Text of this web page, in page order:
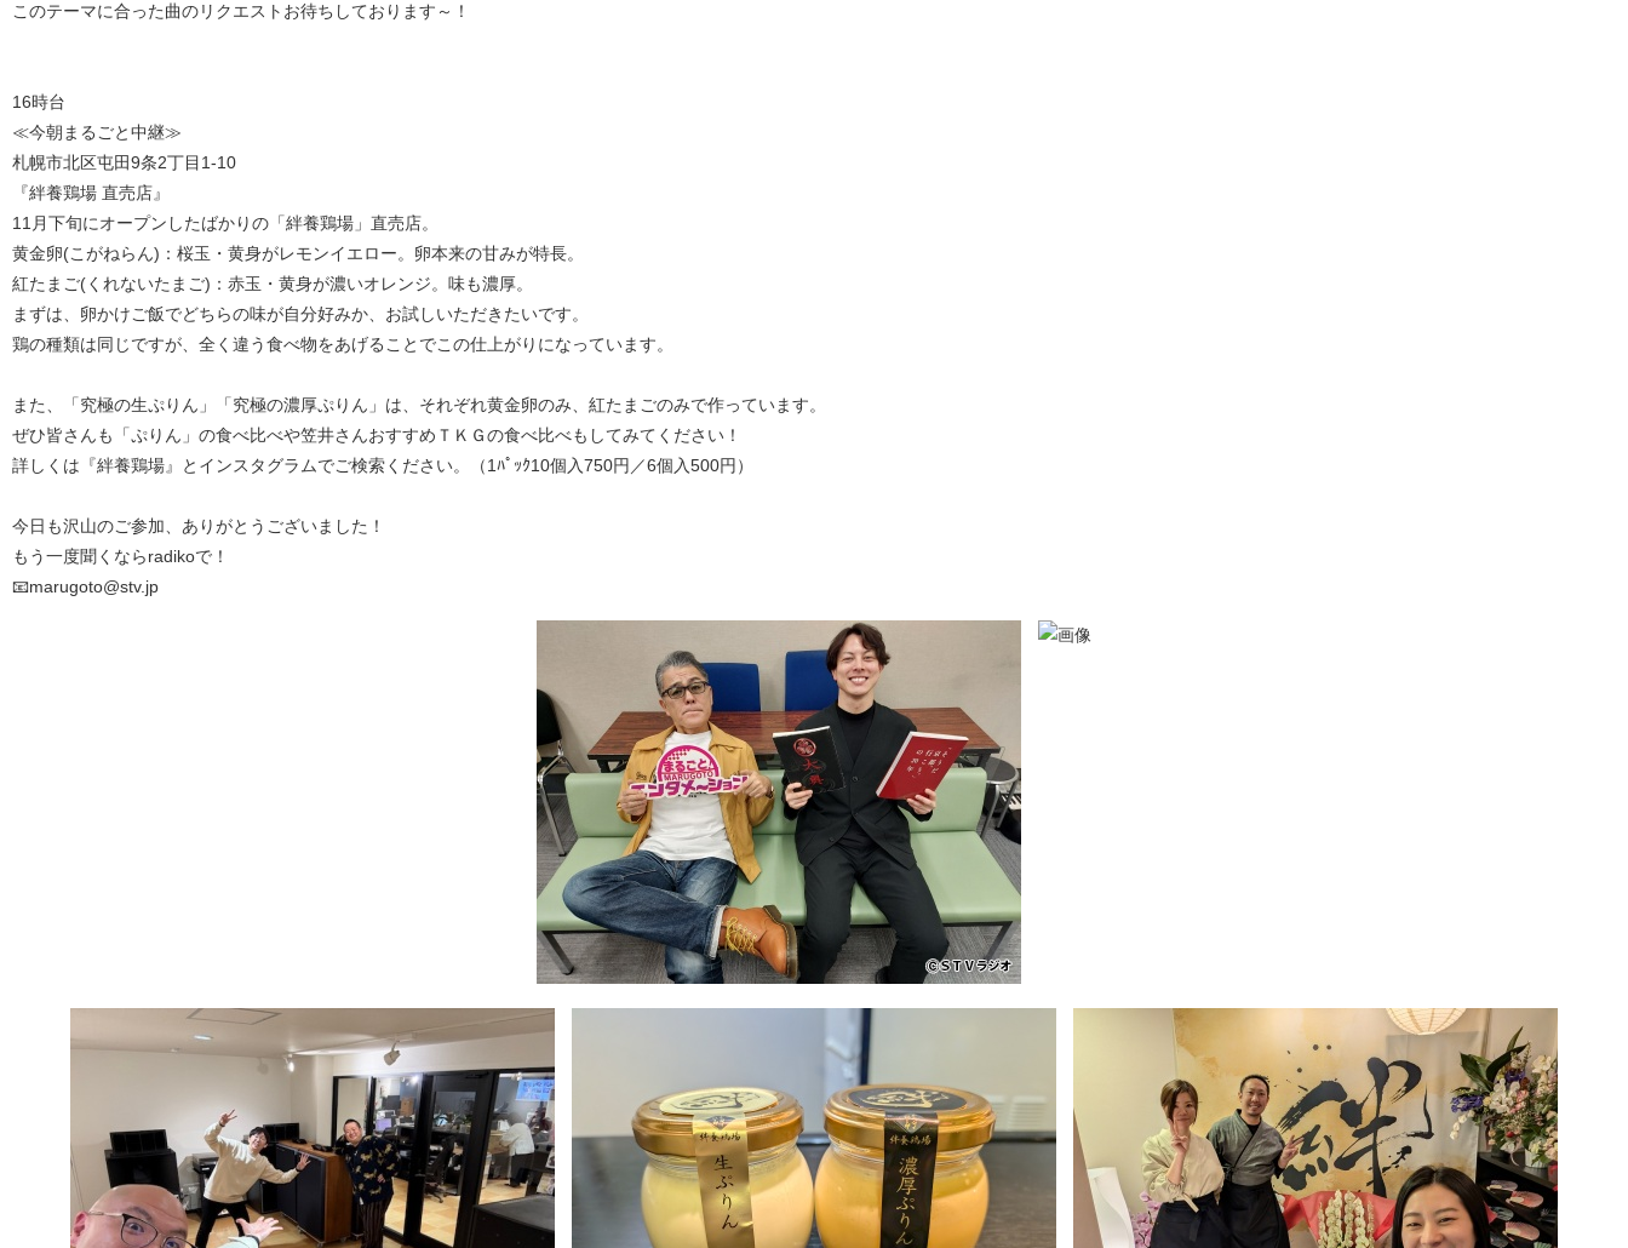
このテーマに合った曲のリクエストお待ちしております～！
16時台
≪今朝まるごと中継≫
札幌市北区屯田9条2丁目1-10
『絆養鶏場 直売店』
11月下旬にオープンしたばかりの「絆養鶏場」直売店。
黄金卵(こがねらん)：桜玉・黄身がレモンイエロー。卵本来の甘みが特長。
紅たまご(くれないたまご)：赤玉・黄身が濃いオレンジ。味も濃厚。
まずは、卵かけご飯でどちらの味が自分好みか、お試しいただきたいです。
鶏の種類は同じですが、全く違う食べ物をあげることでこの仕上がりになっています。
また、「究極の生ぷりん」「究極の濃厚ぷりん」は、それぞれ黄金卵のみ、紅たまごのみで作っています。
ぜひ皆さんも「ぷりん」の食べ比べや笠井さんおすすめＴＫＧの食べ比べもしてみてください！
詳しくは『絆養鶏場』とインスタグラムでご検索ください。（1ﾊﾟｯｸ10個入750円／6個入500円）
今日も沢山のご参加、ありがとうございました！
もう一度聞くならradikoで！
📧marugoto@stv.jp